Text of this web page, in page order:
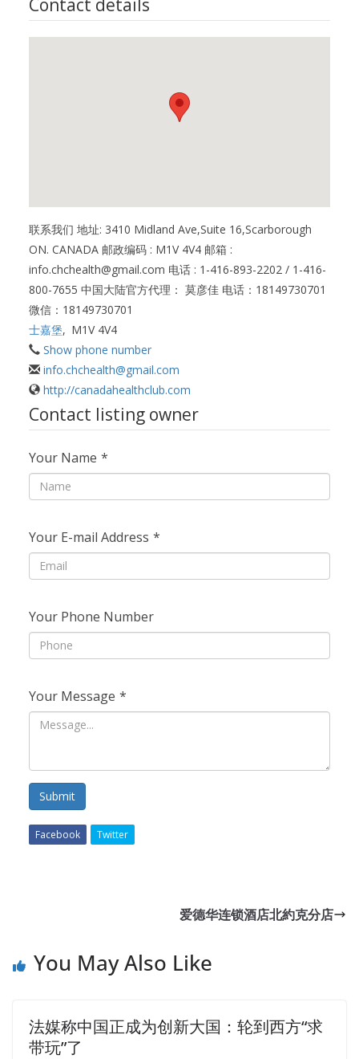
Contact details
联系我们 地址: 3410 Midland Ave,Suite 16,Scarborough
ON. CANADA 邮政编码 : M1V 4V4 邮箱 :
info.chchealth@gmail.com 电话 : 1-416-893-2202 / 1-416-
800-7655 中国大陆官方代理： 莫彦佳 电话：18149730701
微信：18149730701
士嘉堡, M1V 4V4
Show phone number
info.chchealth@gmail.com
http://canadahealthclub.com
Contact listing owner
Your Name *
Your E-mail Address *
Your Phone Number
Your Message *
Submit
Facebook Twitter
爱德华连锁酒店北約克分店
You May Also Like
法媒称中国正成为创新大国：轮到西方“求
带玩”了